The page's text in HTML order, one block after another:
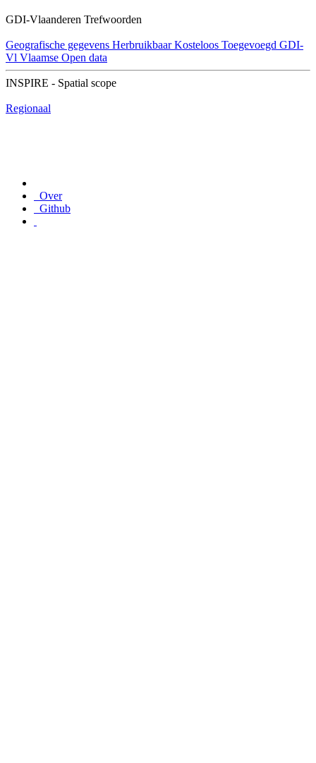
GDI-Vlaanderen Trefwoorden
Geografische gegevens Herbruikbaar Kosteloos Toegevoegd GDI-
Vl Vlaamse Open data
INSPIRE - Spatial scope
Regionaal
Over
Github